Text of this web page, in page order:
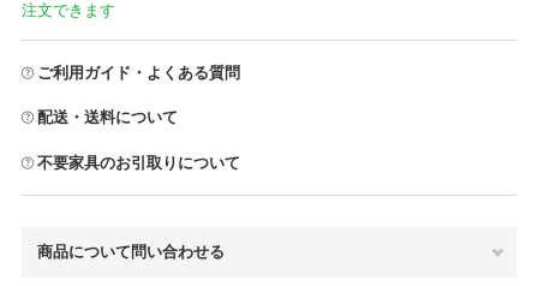
注文できます
ご利用ガイド・よくある質問
配送・送料について
不要家具のお引取りについて
商品について問い合わせる